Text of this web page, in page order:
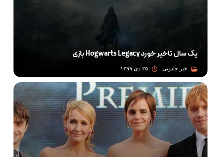
بازی Hogwarts Legacy یک سال تاخیر خورد
۲۵ دی ۱۳۹۹ خبر جادویی